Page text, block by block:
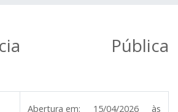
Pública
Abertura em:
15/04/2026 às